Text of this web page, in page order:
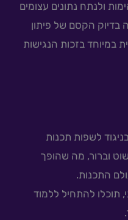
ולנתח נתונים עצומים
בדיוק הקסם של פיתון
במיוחד בזכות הנגישות
לשפות תכנות
וברור, מה שהופך
התכנות.
תוכלו להתחיל ללמוד